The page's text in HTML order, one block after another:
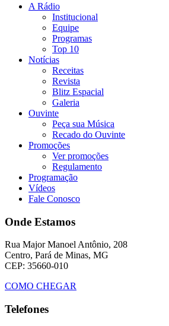
A Rádio
Institucional
Equipe
Programas
Top 10
Notícias
Receitas
Revista
Blitz Espacial
Galeria
Ouvinte
Peça sua Música
Recado do Ouvinte
Promoções
Ver promoções
Regulamento
Programação
Vídeos
Fale Conosco
Onde Estamos
Rua Major Manoel Antônio, 208
Centro, Pará de Minas, MG
CEP: 35660-010
COMO CHEGAR
Telefones